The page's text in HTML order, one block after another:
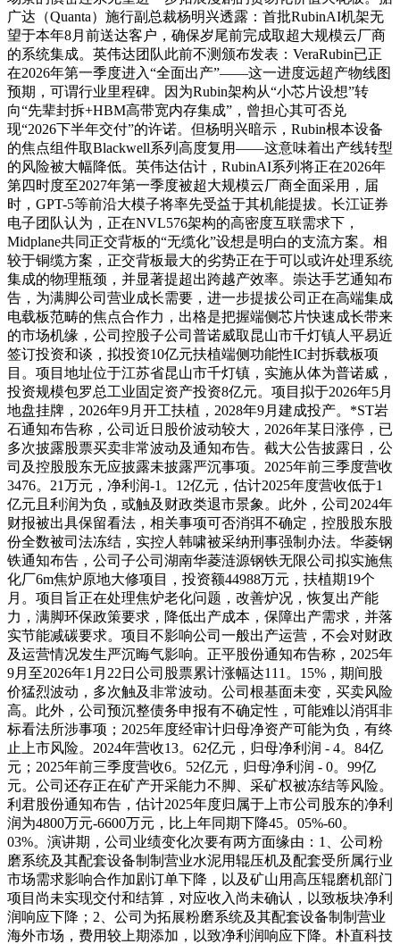
广达（Quanta）施行副总裁杨明兴透露：首批RubinAI机架无
望于本年8月前送达客户，确保岁尾前完成取超大规模云厂商
的系统集成。英伟达团队此前不测颁布发表：VeraRubin已正
在2026年第一季度进入“全面出产”——这一进度远超产物线图
预期，可谓行业里程碑。因为Rubin架构从“小芯片设想”转
向“先辈封拆+HBM高带宽内存集成”，曾担心其可否兑
现“2026下半年交付”的许诺。但杨明兴暗示，Rubin根本设备
的焦点组件取Blackwell系列高度复用——这意味着出产线转型
的风险被大幅降低。英伟达估计，RubinAI系列将正在2026年
第四时度至2027年第一季度被超大规模云厂商全面采用，届
时，GPT-5等前沿大模子将率先受益于其机能提拔。长江证券
电子团队认为，正在NVL576架构的高密度互联需求下，
Midplane共同正交背板的“无缆化”设想是明白的支流方案。相
较于铜缆方案，正交背板最大的劣势正在于可以或许处理系统
集成的物理瓶颈，并显著提超出跨越产效率。崇达手艺通知布
告，为满脚公司营业成长需要，进一步提拔公司正在高端集成
电载板范畴的焦点合作力，出格是把握端侧芯片快速成长带来
的市场机缘，公司控股子公司普诺威取昆山市千灯镇人平易近
签订投资和谈，拟投资10亿元扶植端侧功能性IC封拆载板项
目。项目地址位于江苏省昆山市千灯镇，实施从体为普诺威，
投资规模包罗总工业固定资产投资8亿元。项目拟于2026年5月
地盘挂牌，2026年9月开工扶植，2028年9月建成投产。*ST岩
石通知布告称，公司近日股价波动较大，2026年某日涨停，已
多次披露股票买卖非常波动及通知布告。截大公告披露日，公
司及控股股东无应披露未披露严沉事项。2025年前三季度营收
3476。21万元，净利润-1。12亿元，估计2025年度营收低于1
亿元且利润为负，或触及财政类退市景象。此外，公司2024年
财报被出具保留看法，相关事项可否消弭不确定，控股股东股
份全数被司法冻结，实控人韩啸被采纳刑事强制办法。华菱钢
铁通知布告，公司子公司湖南华菱涟源钢铁无限公司拟实施焦
化厂6m焦炉原地大修项目，投资额44988万元，扶植期19个
月。项目旨正在处理焦炉老化问题，改善炉况，恢复出产能
力，满脚环保政策要求，降低出产成本，保障出产需求，并落
实节能减碳要求。项目不影响公司一般出产运营，不会对财政
及运营情况发生严沉晦气影响。正平股份通知布告称，2025年
9月至2026年1月22日公司股票累计涨幅达111。15%，期间股
价猛烈波动，多次触及非常波动。公司根基面未变，买卖风险
高。此外，公司预沉整债务申报有不确定性，可能难以消弭非
标看法所涉事项；2025年度经审计归母净资产可能为负，有终
止上市风险。2024年营收13。62亿元，归母净利润 - 4。84亿
元；2025年前三季度营收6。52亿元，归母净利润 - 0。99亿
元。公司还存正在矿产开采能力不脚、采矿权被冻结等风险。
利君股份通知布告，估计2025年度归属于上市公司股东的净利
润为4800万元-6600万元，比上年同期下降45。05%-60。
03%。演讲期，公司业绩变化次要有两方面缘由：1、公司粉
磨系统及其配套设备制制营业水泥用辊压机及配套受所属行业
市场需求影响合作加剧订单下降，以及矿山用高压辊磨机部门
项目尚未实现交付和结算，对应收入尚未确认，以致板块净利
润响应下降；2、公司为拓展粉磨系统及其配套设备制制营业
海外市场，费用较上期添加，以致净利润响应下降。朴直科技